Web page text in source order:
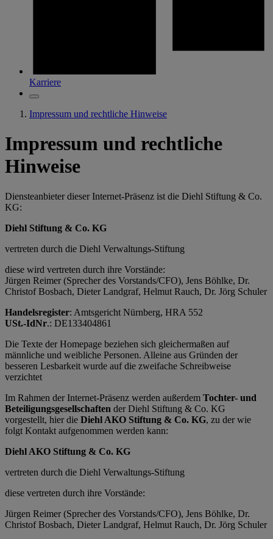
Karriere
Impressum und rechtliche Hinweise
Impressum und rechtliche
Hinweise
Diensteanbieter dieser Internet-Präsenz ist die Diehl Stiftung & Co.
KG:
Diehl Stiftung & Co. KG
vertreten durch die Diehl Verwaltungs-Stiftung
diese wird vertreten durch ihre Vorstände:
Jürgen Reimer (Sprecher des Vorstands/CFO), Jens Böhlke, Dr.
Christof Bosbach, Dieter Landgraf, Helmut Rauch, Dr. Jörg Schuler
Handelsregister: Amtsgericht Nürnberg, HRA 552
USt.-IdNr.: DE133404861
Die Texte der Homepage beziehen sich gleichermaßen auf
männliche und weibliche Personen. Alleine aus Gründen der
besseren Lesbarkeit wurde auf die zweifache Schreibweise
verzichtet
Im Rahmen der Internet-Präsenz werden außerdem Tochter- und
Beteiligungsgesellschaften der Diehl Stiftung & Co. KG
vorgestellt, hier die Diehl AKO Stiftung & Co. KG, zu der wie
folgt Kontakt aufgenommen werden kann:
Diehl AKO Stiftung & Co. KG
vertreten durch die Diehl Verwaltungs-Stiftung
diese vertreten durch ihre Vorstände:
Jürgen Reimer (Sprecher des Vorstands/CFO), Jens Böhlke, Dr.
Christof Bosbach, Dieter Landgraf, Helmut Rauch, Dr. Jörg Schuler